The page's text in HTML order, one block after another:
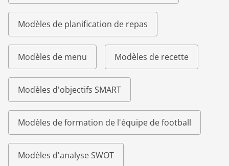
Modèles de planification de repas
Modèles de menu Modèles de recette
Modèles d'objectifs SMART
Modèles de formation de l'équipe de football
Modèles d'analyse SWOT